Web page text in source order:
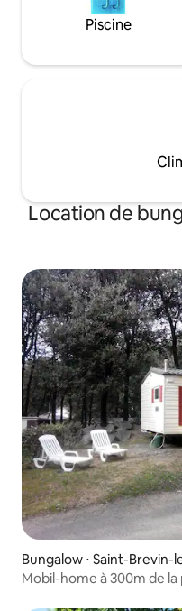
Piscine
Location de
Bungalow ⋅ Saint-Brevin-
Mobil-home à 300m de la